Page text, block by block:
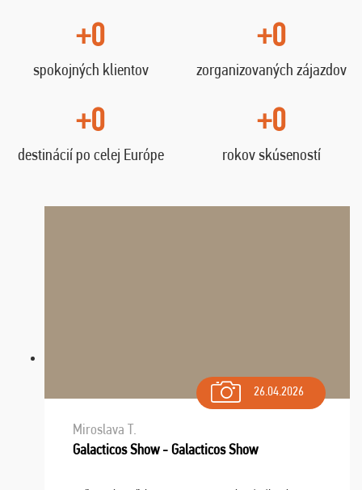
+0
spokojných klientov
+0
zorganizovaných zájazdov
+0
destinácií po celej Európe
+0
rokov skúseností
26.04.2026
Miroslava T.
Galacticos Show - Galacticos Show